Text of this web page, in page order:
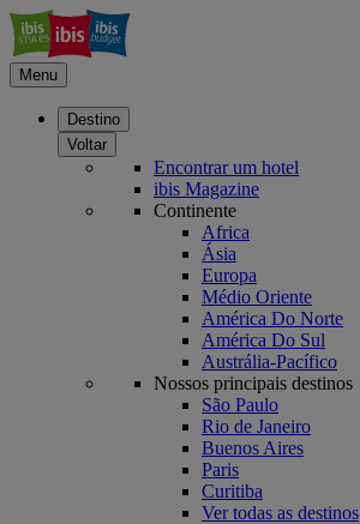
Menu
Destino
Voltar
Encontrar um hotel
ibis Magazine
Continente
Africa
Ásia
Europa
Médio Oriente
América Do Norte
América Do Sul
Austrália-Pacífico
Nossos principais destinos
São Paulo
Rio de Janeiro
Buenos Aires
Paris
Curitiba
Ver todas as destinos